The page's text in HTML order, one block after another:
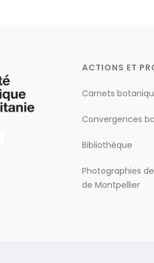
ACTIONS ET
Carnets
Convergences
Bibliothèque
Photographies
de Montpellier